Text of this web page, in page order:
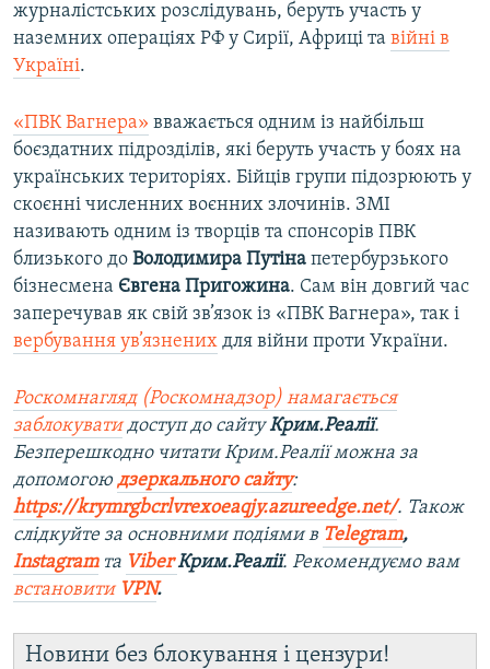
журналістських розслідувань, беруть участь у
наземних операціях РФ у Сирії, Африці та війні в
Україні.
«ПВК Вагнера» вважається одним із найбільш
боєздатних підрозділів, які беруть участь у боях на
українських територіях. Бійців групи підозрюють у
скоєнні численних воєнних злочинів. ЗМІ
називають одним із творців та спонсорів ПВК
близького до Володимира Путіна петербурзького
бізнесмена Євгена Пригожина. Сам він довгий час
заперечував як свій зв’язок із «ПВК Вагнера», так і
вербування ув’язнених для війни проти України.
Роскомнагляд (Роскомнадзор) намагається
заблокуватидоступ до сайтуКрим.Реалії.
Безперешкодно читати Крим.Реалії можна за
допомогою дзеркального сайту:
https://krymrgbcrlvrexoeaqjy.azureedge.net/. Також
слідкуйте за основними подіями в Telegram,
Instagramта ViberКрим.Реалії. Рекомендуємо вам
встановити VPN.
Новини без блокування і цензури!